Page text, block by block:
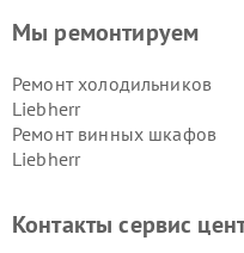
Мы ремонтируем
Ремонт холодильников
Liebherr
Ремонт винных шкафов
Liebherr
Контакты сервис